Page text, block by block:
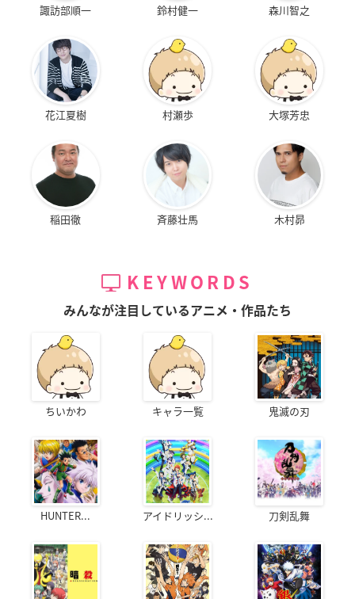
諏訪部順一 鈴村健一 森川智之
花江夏樹 村瀬歩 大塚芳忠
稲田徹 斉藤壮馬 木村昴
KEYWORDS
みんなが注目しているアニメ・作品たち
ちいかわ キャラ一覧 鬼滅の刃
HUNTER... アイドリッシ... 刀剣乱舞